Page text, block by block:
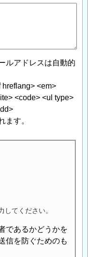
ルアドレスは自動的
<em>
<code> <ul type>
ます。
してください。
であるかどうかを
信を防ぐためのも